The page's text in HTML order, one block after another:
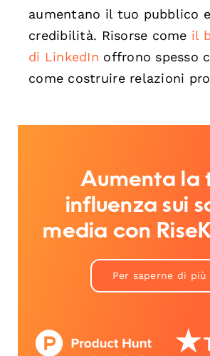
aumentano il tuo pubblico
credibilità. Risorse come il
di LinkedIn offrono spesso
come costruire relazioni
Aumenta la
influenza sui
media con
Per saperne di più